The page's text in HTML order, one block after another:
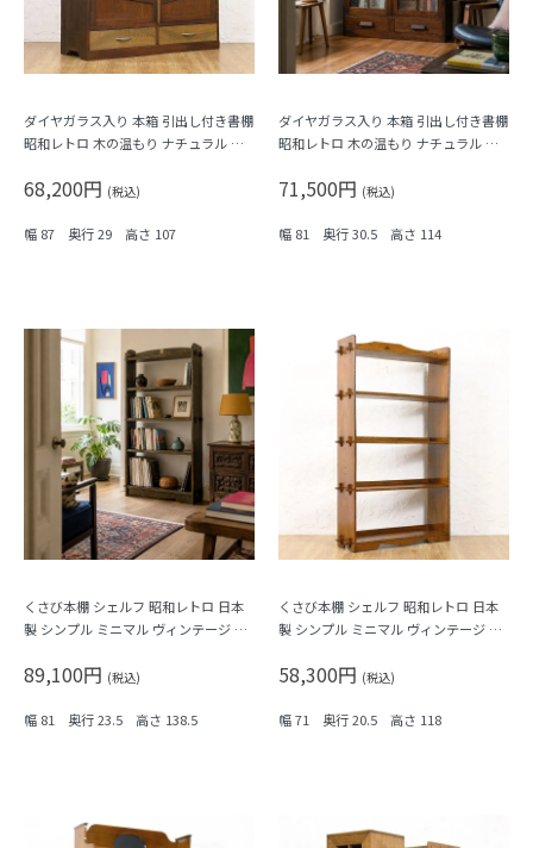
ダイヤガラス入り 本箱 引出し付き書棚
昭和レトロ 木の温もり ナチュラル シ
68,200円 (税込)
幅 87 奥行 29 高さ 107
ダイヤガラス入り 本箱 引出し付き書棚
昭和レトロ 木の温もり ナチュラル シ
71,500円 (税込)
幅 81 奥行 30.5 高さ 114
くさび本棚 シェルフ 昭和レトロ 日本
製 シンプル ミニマル ヴィンテージ 木
89,100円 (税込)
幅 81 奥行 23.5 高さ 138.5
くさび本棚 シェルフ 昭和レトロ 日本
製 シンプル ミニマル ヴィンテージ 木
58,300円 (税込)
幅 71 奥行 20.5 高さ 118